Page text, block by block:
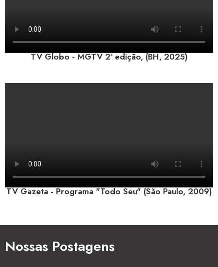
TV Globo - MGTV 2ª edição, (BH, 2025)
TV Gazeta - Programa "Todo Seu" (São Paulo, 2009)
Nossas Postagens